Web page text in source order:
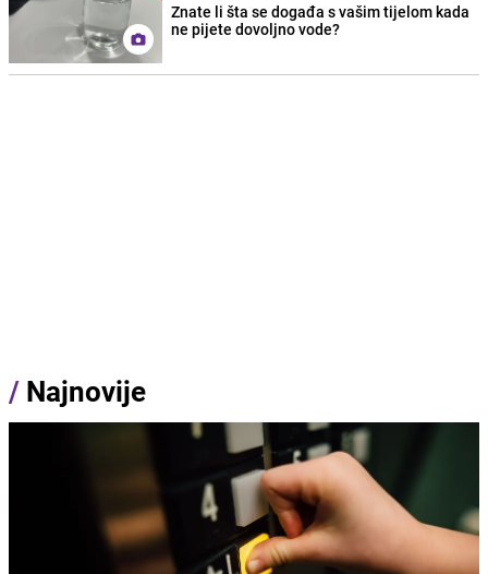
Znate li šta se događa s vašim tijelom kada
ne pijete dovoljno vode?
/ Najnovije